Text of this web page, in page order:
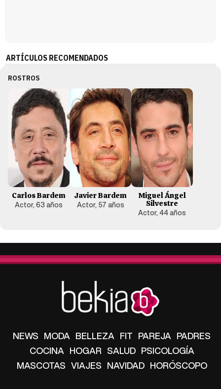
ARTÍCULOS RECOMENDADOS
ROSTROS
Carlos Bardem
Actor, 63 años
Javier Bardem
Actor, 57 años
Miguel Ángel
Silvestre
Actor, 44 años
NEWS MODA BELLEZA FIT PAREJA PADRES
COCINA HOGAR SALUD PSICOLOGÍA
MASCOTAS VIAJES NAVIDAD HORÓSCOPO